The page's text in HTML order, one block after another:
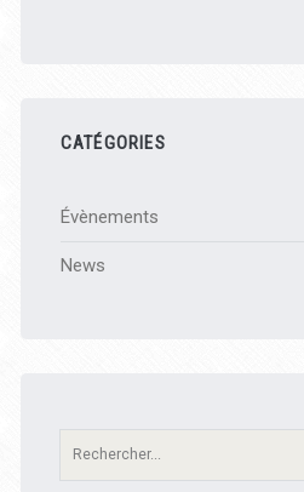
CATÉGORIES
Évènements
News
Recherche: